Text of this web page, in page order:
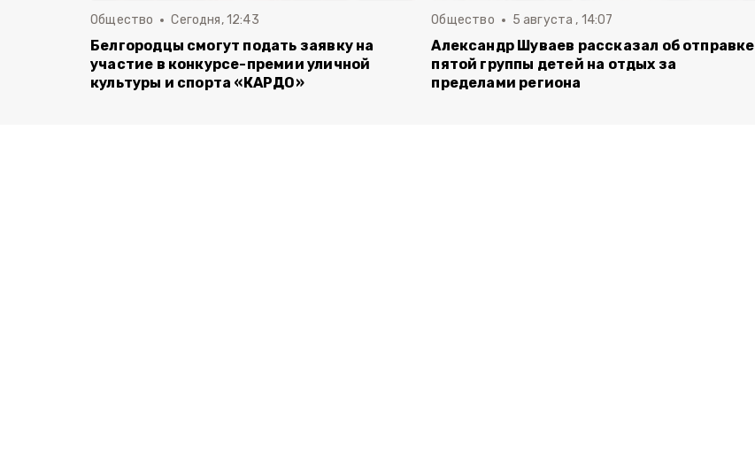
Общество Сегодня, 12:43
Белгородцы смогут подать заявку на
участие в конкурсе-премии уличной
культуры и спорта «КАРДО»
Общество 5 августа , 14:07
Александр Шуваев рассказал об отправке
пятой группы детей на отдых за
пределами региона